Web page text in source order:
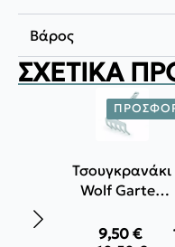
Βάρος
ΣΧΕΤΙΚΆ
Τσουγκρανάκι
Wolf Garten
9,50€